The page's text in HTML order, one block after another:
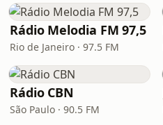
Rádio Melodia FM 97,5
Rio de Janeiro · 97.5 FM
Rádio CBN
São Paulo · 90.5 FM